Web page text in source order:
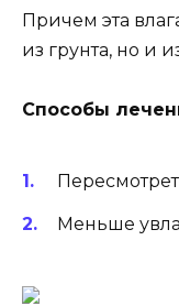
Причем эта
из грунта, но и
Способы
Меньше